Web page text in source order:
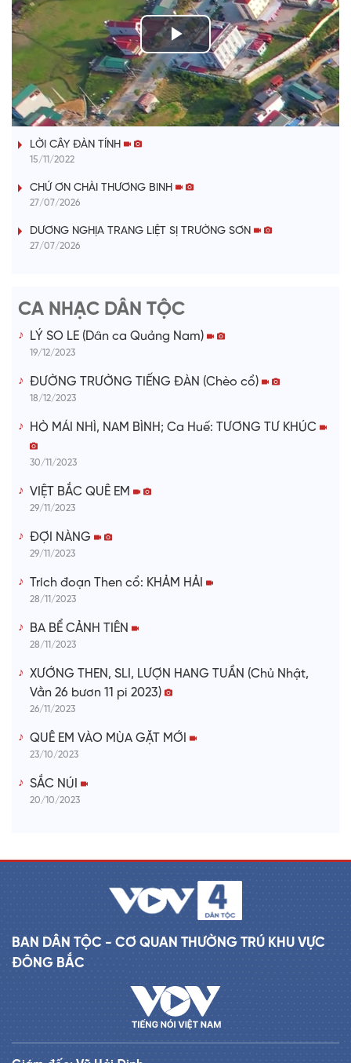
P
l
a
V
i
e
o
TIẾNG TÍNH QUÊ HƯƠNG
LỜI CÂY ĐÀN TÍNH
15/11/2022
CHỨ ƠN CHÀI THƯƠNG BINH
27/07/2026
DƯƠNG NGHỊA TRANG LIỆT SỊ TRƯỜNG SƠN
27/07/2026
CA NHẠC DÂN TỘC
LÝ SO LE (Dân ca Quảng Nam)
19/12/2023
ĐƯỜNG TRƯỜNG TIẾNG ĐÀN (Chèo cổ)
18/12/2023
HÒ MÁI NHÌ, NAM BÌNH; Ca Huế: TƯƠNG TƯ KHÚC
30/11/2023
VIỆT BẮC QUÊ EM
29/11/2023
ĐỢI NÀNG
29/11/2023
Trích đoạn Then cổ: KHẢM HẢI
28/11/2023
BA BỂ CẢNH TIÊN
28/11/2023
XƯỚNG THEN, SLI, LƯỢN HANG TUẦN (Chủ Nhật,
Vằn 26 bươn 11 pi 2023)
26/11/2023
QUÊ EM VÀO MÙA GẶT MỚI
23/10/2023
SẮC NÚI
20/10/2023
BAN DÂN TỘC - CƠ QUAN THƯỜNG TRÚ KHU VỰC
ĐÔNG BẮC